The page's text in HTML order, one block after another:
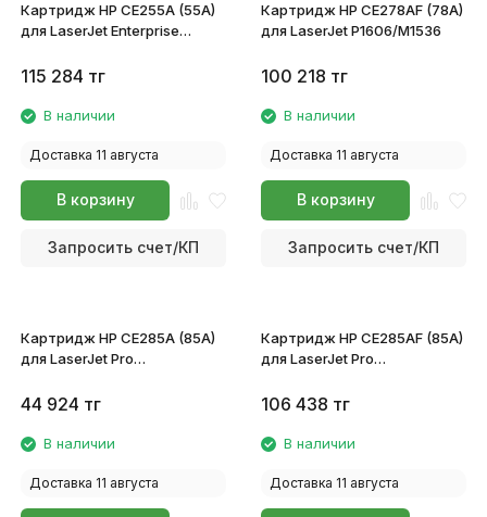
Картридж HP CE255A (55A)
для LaserJet Enterprise
M521/M525
115 284 тг
В наличии
Доставка 11 августа
В корзину
Запросить счет/КП
Картридж HP CE278AF (78A)
для LaserJet P1606/M1536
100 218 тг
В наличии
Доставка 11 августа
В корзину
Запросить счет/КП
Картридж HP CE285A (85A)
для LaserJet Pro
44 924 тг
В наличии
Доставка 11 августа
Картридж HP CE285AF (85A)
для LaserJet Pro
106 438 тг
В наличии
Доставка 11 августа